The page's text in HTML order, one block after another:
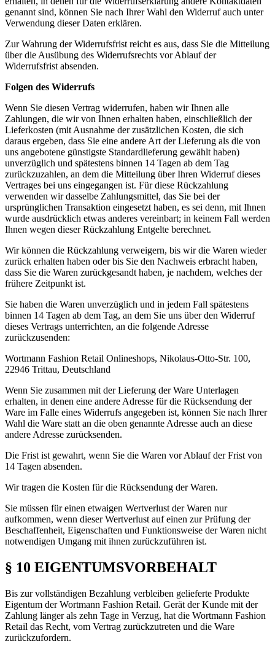
genannt sind, können Sie nach Ihrer Wahl den Widerruf auch unter
Verwendung dieser Daten erklären.
Zur Wahrung der Widerrufsfrist reicht es aus, dass Sie die Mitteilung
über die Ausübung des Widerrufsrechts vor Ablauf der
Widerrufsfrist absenden.
Folgen des Widerrufs
Wenn Sie diesen Vertrag widerrufen, haben wir Ihnen alle
Zahlungen, die wir von Ihnen erhalten haben, einschließlich der
Lieferkosten (mit Ausnahme der zusätzlichen Kosten, die sich
daraus ergeben, dass Sie eine andere Art der Lieferung als die von
uns angebotene günstigste Standardlieferung gewählt haben)
unverzüglich und spätestens binnen 14 Tagen ab dem Tag
zurückzuzahlen, an dem die Mitteilung über Ihren Widerruf dieses
Vertrages bei uns eingegangen ist. Für diese Rückzahlung
verwenden wir dasselbe Zahlungsmittel, das Sie bei der
ursprünglichen Transaktion eingesetzt haben, es sei denn, mit Ihnen
wurde ausdrücklich etwas anderes vereinbart; in keinem Fall werden
Ihnen wegen dieser Rückzahlung Entgelte berechnet.
Wir können die Rückzahlung verweigern, bis wir die Waren wieder
zurück erhalten haben oder bis Sie den Nachweis erbracht haben,
dass Sie die Waren zurückgesandt haben, je nachdem, welches der
frühere Zeitpunkt ist.
Sie haben die Waren unverzüglich und in jedem Fall spätestens
binnen 14 Tagen ab dem Tag, an dem Sie uns über den Widerruf
dieses Vertrags unterrichten, an die folgende Adresse
zurückzusenden:
Wortmann Fashion Retail Onlineshops, Nikolaus-Otto-Str. 100,
22946 Trittau, Deutschland
Wenn Sie zusammen mit der Lieferung der Ware Unterlagen
erhalten, in denen eine andere Adresse für die Rücksendung der
Ware im Falle eines Widerrufs angegeben ist, können Sie nach Ihrer
Wahl die Ware statt an die oben genannte Adresse auch an diese
andere Adresse zurücksenden.
Die Frist ist gewahrt, wenn Sie die Waren vor Ablauf der Frist von
14 Tagen absenden.
Wir tragen die Kosten für die Rücksendung der Waren.
Sie müssen für einen etwaigen Wertverlust der Waren nur
aufkommen, wenn dieser Wertverlust auf einen zur Prüfung der
Beschaffenheit, Eigenschaften und Funktionsweise der Waren nicht
notwendigen Umgang mit ihnen zurückzuführen ist.
§ 10 EIGENTUMSVORBEHALT
Bis zur vollständigen Bezahlung verbleiben gelieferte Produkte
Eigentum der Wortmann Fashion Retail. Gerät der Kunde mit der
Zahlung länger als zehn Tage in Verzug, hat die Wortmann Fashion
Retail das Recht, vom Vertrag zurückzutreten und die Ware
zurückzufordern.